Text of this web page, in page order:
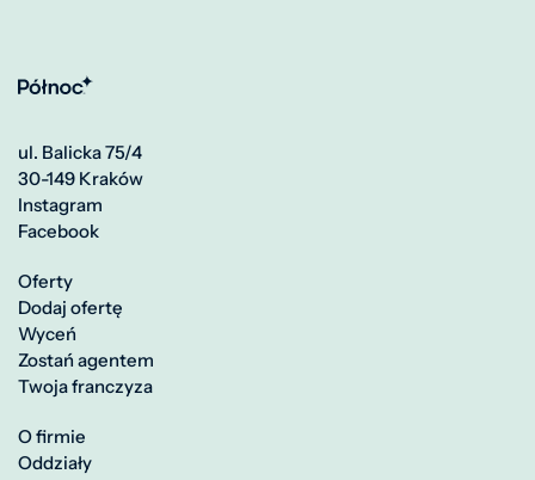
ul. Balicka 75/4
30-149 Kraków
Instagram
Facebook
Oferty
Dodaj ofertę
Wyceń
Zostań agentem
Twoja franczyza
O firmie
Oddziały